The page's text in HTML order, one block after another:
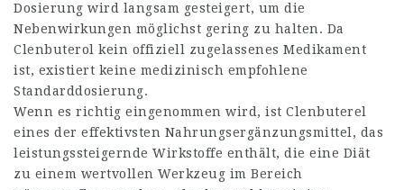
Dosierung wird langsam gesteigert, um die
Nebenwirkungen möglichst gering zu halten. Da
Clenbuterol kein offiziell zugelassenes Medikament
ist, existiert keine medizinisch empfohlene
Standarddosierung.
Wenn es richtig eingenommen wird, ist Clenbuterel
eines der effektivsten Nahrungsergänzungsmittel, das
leistungssteigernde Wirkstoffe enthält, die eine Diät
zu einem wertvollen Werkzeug im Bereich